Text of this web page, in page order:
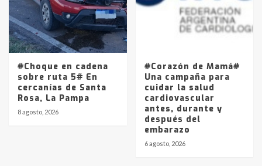
#Choque en cadena
sobre ruta 5# En
cercanías de Santa
Rosa, La Pampa
8 agosto, 2026
#Corazón de Mamá#
Una campaña para
cuidar la salud
cardiovascular
antes, durante y
después del
embarazo
6 agosto, 2026